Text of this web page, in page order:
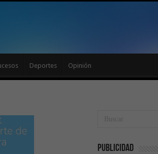
Deportes Opinión
Publicidad